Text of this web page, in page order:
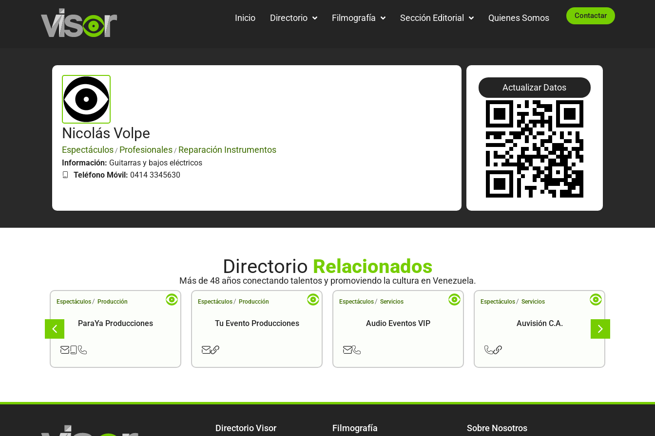
Inicio Directorio Filmografía Sección Editorial Quienes Somos Contactar
Nicolás Volpe
Espectáculos / Profesionales / Reparación Instrumentos
Información: Guitarras y bajos eléctricos
Teléfono Móvil: 0414 3345630
Actualizar Datos
Directorio Relacionados
Más de 48 años conectando talentos y promoviendo la cultura en Venezuela.
Espectáculos / Producción
ParaYa Producciones
Espectáculos / Producción
Tu Evento Producciones
Espectáculos / Servicios
Audio Eventos VIP
Espectáculos / Servicios
Auvisión C.A.
Directorio Visor Filmografía Sobre Nosotros